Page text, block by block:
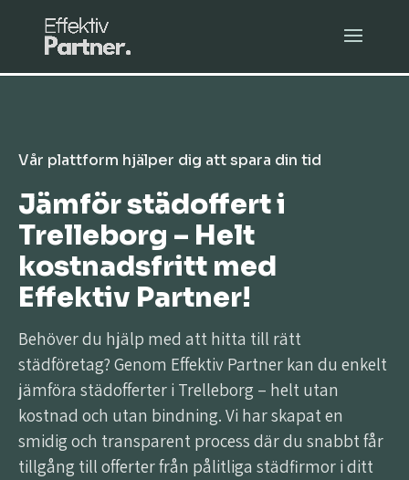
Vår plattform hjälper dig att spara din tid
Jämför städoffert i
Trelleborg – Helt
kostnadsfritt med
Effektiv Partner!
Behöver du hjälp med att hitta till rätt
städföretag? Genom Effektiv Partner kan du enkelt
jämföra städofferter i Trelleborg – helt utan
kostnad och utan bindning. Vi har skapat en
smidig och transparent process där du snabbt får
tillgång till offerter från pålitliga städfirmor i ditt